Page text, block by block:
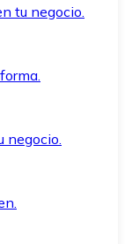
tu negocio.
negocio.